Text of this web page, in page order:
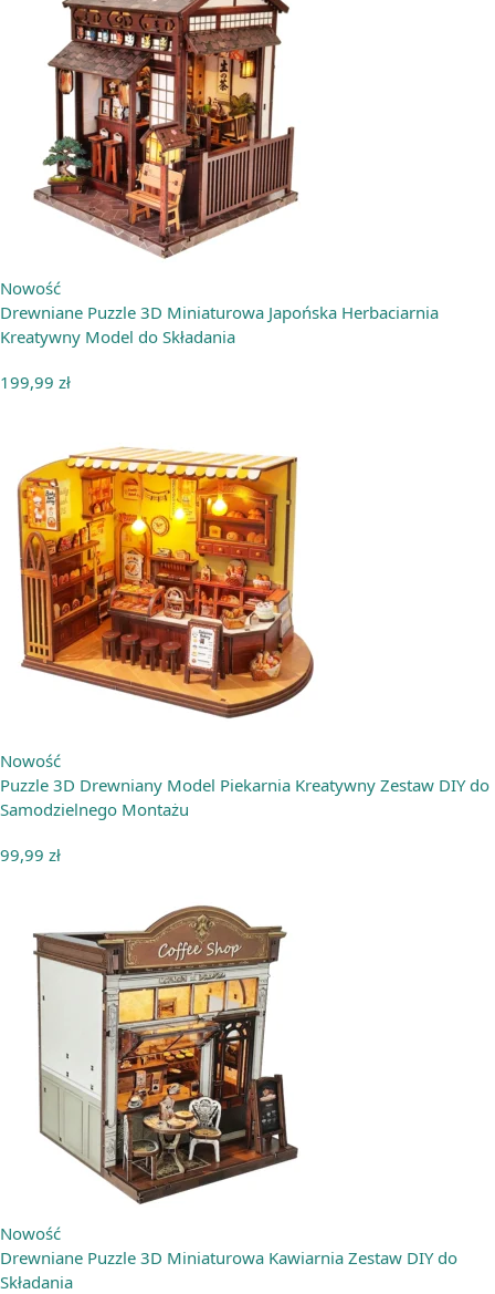
Nowość
Drewniane Puzzle 3D Miniaturowa Japońska Herbaciarnia
Kreatywny Model do Składania
199,99 zł
Nowość
Puzzle 3D Drewniany Model Piekarnia Kreatywny Zestaw DIY do
Samodzielnego Montażu
99,99 zł
Nowość
Drewniane Puzzle 3D Miniaturowa Kawiarnia Zestaw DIY do
Składania